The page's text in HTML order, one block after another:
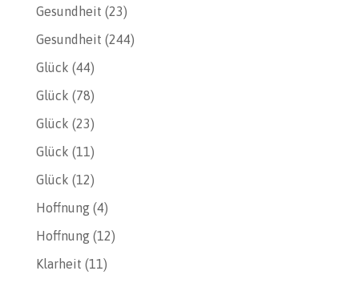
Gesundheit (23)
Gesundheit (244)
Glück (44)
Glück (78)
Glück (23)
Glück (11)
Glück (12)
Hoffnung(4)
Hoffnung(12)
Klarheit (11)